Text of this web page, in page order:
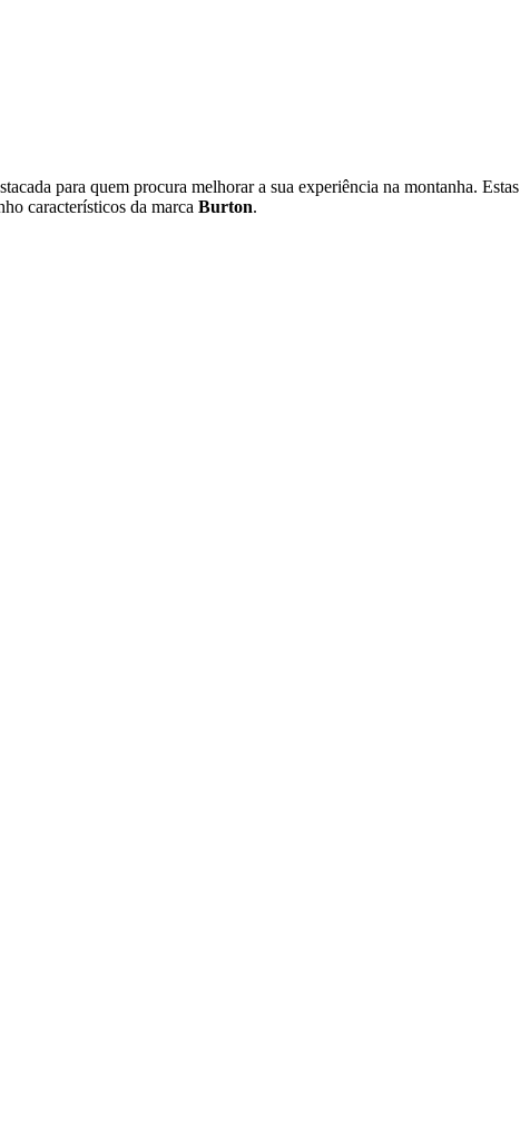
para quem procura melhorar a sua experiência na montanha. Estas
característicos da marca Burton.